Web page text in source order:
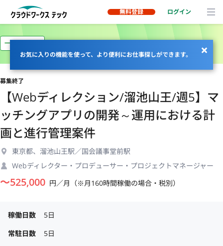
無料登録 ログイン
お気に入りの機能を使って、より便利にお仕事探しができます。
一部リモート
募集終了
【Webディレクション/溜池山王/週5】マ
ッチングアプリの開発～運用における計
画と進行管理案件
東京都、溜池山王駅／国会議事堂前駅
Webディレクター・プロデューサー・プロジェクトマネージャー
〜525,000 円／月（※月160時間稼働の場合・税別）
稼働日数
5日
常駐日数
5日